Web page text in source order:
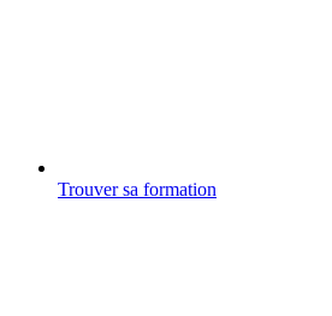
Trouver sa formation